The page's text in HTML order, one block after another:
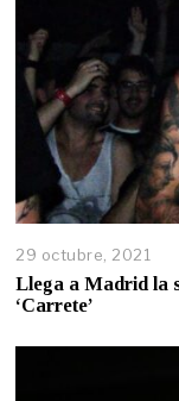
29 octubre, 2021
Llega a Madrid la
‘Carrete’